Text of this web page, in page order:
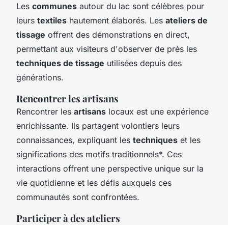
Les communes autour du lac sont célèbres pour
leurs textiles hautement élaborés. Les ateliers de
tissage offrent des démonstrations en direct,
permettant aux visiteurs d'observer de près les
techniques de tissage utilisées depuis des
générations.
Rencontrer les artisans
Rencontrer les artisans locaux est une expérience
enrichissante. Ils partagent volontiers leurs
connaissances, expliquant les techniques et les
significations des motifs traditionnels*. Ces
interactions offrent une perspective unique sur la
vie quotidienne et les défis auxquels ces
communautés sont confrontées.
Participer à des ateliers